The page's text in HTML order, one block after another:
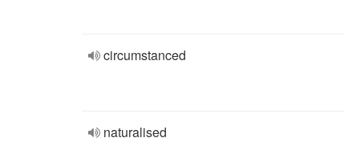
circumstanced
naturalised